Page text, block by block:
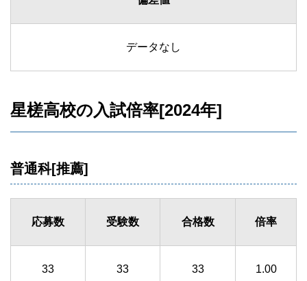
データなし
星槎高校の入試倍率[2024年]
普通科[推薦]
応募数 受験数 合格数 倍率
33 33 33 1.00